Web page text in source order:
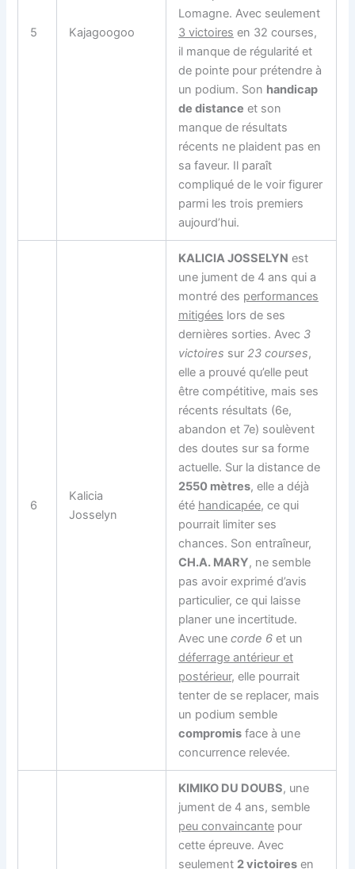
5 Kajagoogoo
Lomagne. Avec seulement
3 victoires en 32 courses,
il manque de régularité et
de pointe pour prétendre à
un podium. Son handicap
de distance et son
manque de résultats
récents ne plaident pas en
sa faveur. Il paraît
compliqué de le voir figurer
parmi les trois premiers
aujourd’hui.
6
Kalicia
Josselyn
KALICIA JOSSELYN est
une jument de 4 ans qui a
montré des performances
mitigées lors de ses
dernières sorties. Avec 3
victoires sur 23 courses,
elle a prouvé qu’elle peut
être compétitive, mais ses
récents résultats (6e,
abandon et 7e) soulèvent
des doutes sur sa forme
actuelle. Sur la distance de
2550 mètres, elle a déjà
été handicapée, ce qui
pourrait limiter ses
chances. Son entraîneur,
CH.A. MARY, ne semble
pas avoir exprimé d’avis
particulier, ce qui laisse
planer une incertitude.
Avec unecorde 6 et un
déferrage antérieur et
postérieur, elle pourrait
tenter de se replacer, mais
un podium semble
compromis face à une
concurrence relevée.
KIMIKO DU DOUBS, une
jument de 4 ans, semble
peu convaincante pour
cette épreuve. Avec
seulement 2 victoires en